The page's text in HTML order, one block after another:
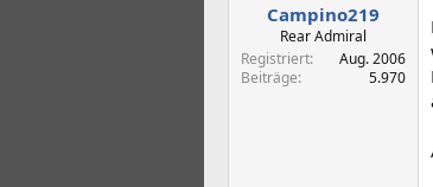
Campino219
Rear Admiral
Registriert
Aug. 2006
Beiträge
5.970